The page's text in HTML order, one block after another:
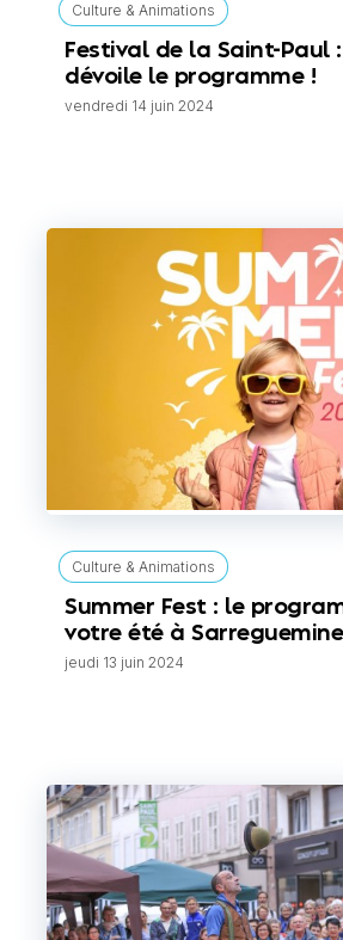
Culture & Animations
Festival de la Saint-Paul
dévoile le programme !
vendredi 14 juin 2024
Culture & Animations
Summer Fest : le
votre été à
jeudi 13 juin 2024